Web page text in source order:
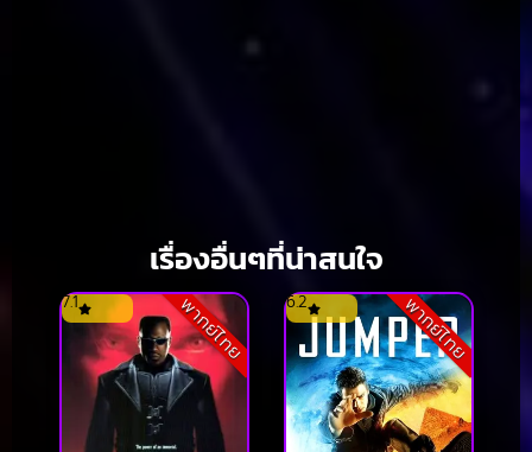
เรื่องอื่นๆที่น่าสนใจ
พากย์ไทย
7.1 พากย์ไทย
6.2